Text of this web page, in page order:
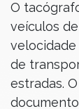
O
veículos
de
estradas.